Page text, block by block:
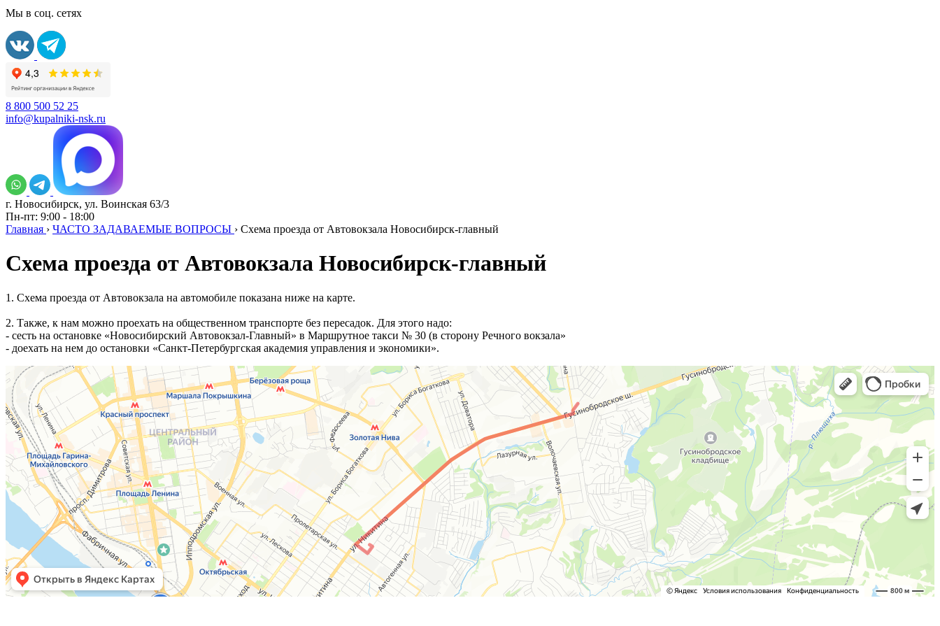
Мы в соц. сетях
8 800 500 52 25
info@kupalniki-nsk.ru
г. Новосибирск, ул. Воинская 63/3
Пн-пт: 9:00 - 18:00
Главная › ЧАСТО ЗАДАВАЕМЫЕ ВОПРОСЫ › Схема проезда от Автовокзала Новосибирск-главный
Схема проезда от Автовокзала Новосибирск-главный
1. Схема проезда от Автовокзала на автомобиле показана ниже на карте.
2. Также, к нам можно проехать на общественном транспорте без пересадок. Для этого надо:
- сесть на остановке «Новосибирский Автовокзал-Главный» в Маршрутное такси № 30 (в сторону Речного вокзала»
- доехать на нем до остановки «Санкт-Петербургская академия управления и экономики».